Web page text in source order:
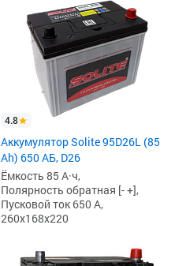
4.8
Аккумулятор Solite 95D26L (85
Ah) 650 АБ, D26
Ёмкость 85 А·ч,
Полярность обратная [- +],
Пусковой ток 650 А,
260x168x220